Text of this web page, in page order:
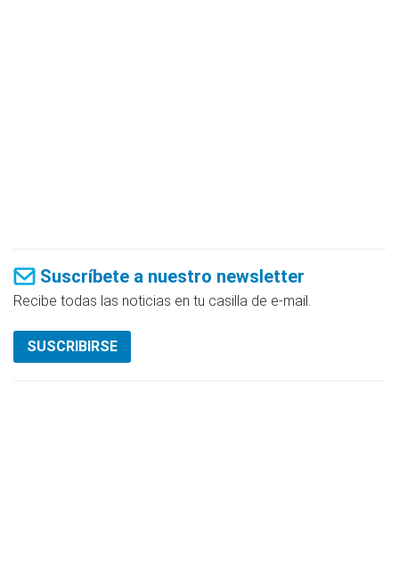
Suscríbete a nuestro newsletter
Recibe todas las noticias en tu casilla de e-mail.
SUSCRIBIRSE